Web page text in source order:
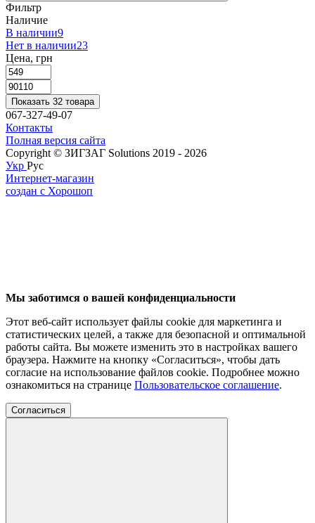
Фильтр
Наличие
В наличии9
Нет в наличии23
Цена, грн
Показать 32 товара
067-327-49-07
Контакты
Полная версия сайта
Copyright © ЗИГЗАГ Solutions 2019 - 2026
Укр Рус
Интернет-магазин
создан с Хорошоп
Мы заботимся о вашей конфиденциальности
Этот веб-сайт использует файлы cookie для маркетинга и
статистических целей, а также для безопасной и оптимальной
работы сайта. Вы можете изменить это в настройках вашего
браузера. Нажмите на кнопку «Согласиться», чтобы дать
согласие на использование файлов cookie. Подробнее можно
ознакомиться на странице Пользовательское соглашение.
Согласиться